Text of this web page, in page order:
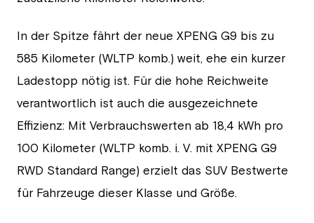
In der Spitze fährt der neue XPENG G9 bis zu
585 Kilometer (WLTP komb.) weit, ehe ein kurzer
Ladestopp nötig ist. Für die hohe Reichweite
verantwortlich ist auch die ausgezeichnete
Effizienz: Mit Verbrauchswerten ab 18,4 kWh pro
100 Kilometer (WLTP komb. i. V. mit XPENG G9
RWD Standard Range) erzielt das SUV Bestwerte
für Fahrzeuge dieser Klasse und Größe.